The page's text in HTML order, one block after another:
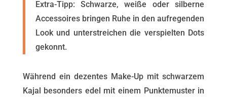
Extra-Tipp: Schwarze, weiße oder silberne
Accessoires bringen Ruhe in den aufregenden
Look und unterstreichen die verspielten Dots
gekonnt.
Während ein dezentes Make-Up mit schwarzem
Kajal besonders edel mit einem Punktemuster in